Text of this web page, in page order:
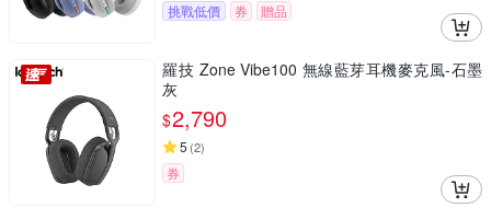
挑戰低價 券 贈品
羅技 Zone Vibe100 無線藍芽耳機麥克風-石墨
灰
$2,790
5 (2)
券